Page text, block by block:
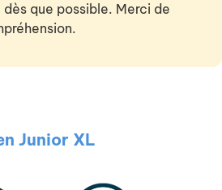
dès que possible. Merci de
Junior XL